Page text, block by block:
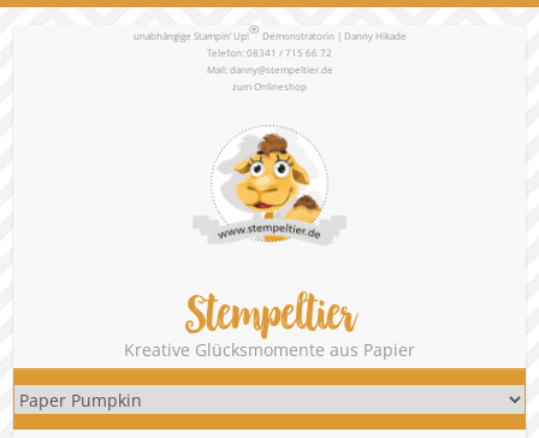
unabhängige Stampin‘ Up!® Demonstratorin | Danny Hikade
Telefon: 08341 / 715 66 72
Mail:danny@stempeltier.de
zumOnlineshop
Stempeltier
Kreative Glücksmomente aus Papier